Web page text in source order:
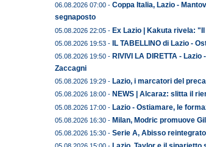
06.08.2026 07:00 - Coppa Italia, Lazio -
segnaposto
05.08.2026 22:05 - Ex Lazio | Kakuta rivela:
05.08.2026 19:53 - IL TABELLINO di Lazio -
05.08.2026 19:50 - RIVIVI LA DIRETTA -
Zaccagni
05.08.2026 19:29 - Lazio, i marcatori del
05.08.2026 18:00 - NEWS | Alcaraz: slitta il
05.08.2026 17:00 - Lazio - Ostiamare, le
05.08.2026 16:30 - Milan, Modric promuove
05.08.2026 15:30 - Serie A, Abisso